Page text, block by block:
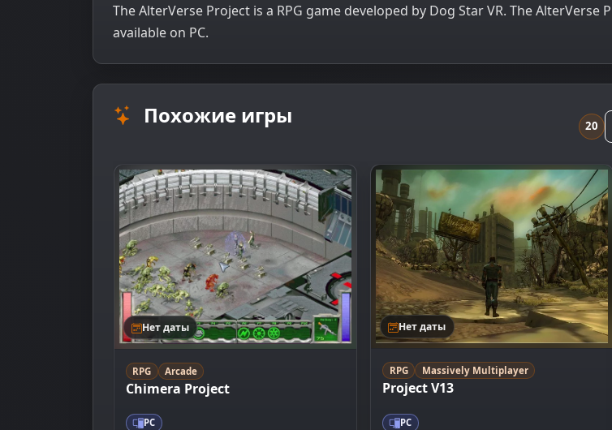
The AlterVerse Project is a RPG game developed by Dog Star VR. The AlterVerse
available on PC.
Похожие игры 20
Нет даты
RPG Arcade
Chimera Project
PC
Нет даты
RPG Massively Multiplayer
Project V13
PC